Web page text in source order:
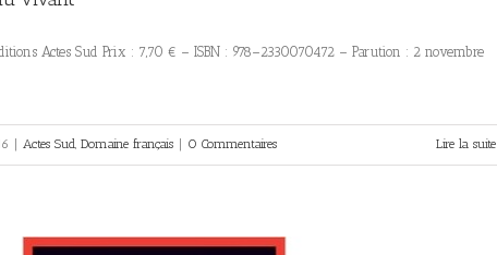
Actes Sud Prix : 7,70 € – ISBN : 978–2330070472 – Parution : 2 novembre
| Actes Sud Domaine français | 0 Commentaires Lire la suite